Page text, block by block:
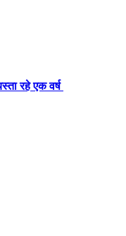
रहे एक वर्ष